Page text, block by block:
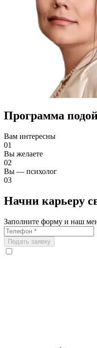
Программа
Вам интересны
01
Вы желаете
02
Вы — психолог
03
Начни карьеру
Заполните форму и наш
Подать заявку